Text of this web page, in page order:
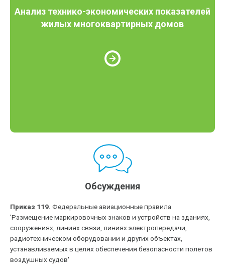
Анализ технико-экономических показателей
жилых многоквартирных домов
Обсуждения
Приказ 119. Федеральные авиационные правила
'Размещение маркировочных знаков и устройств на зданиях,
сооружениях, линиях связи, линиях электропередачи,
радиотехническом оборудовании и других объектах,
устанавливаемых в целях обеспечения безопасности полетов
воздушных судов'